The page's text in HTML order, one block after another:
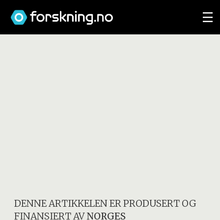
DENNE ARTIKKELEN ER PRODUSERT OG
FINANSIERT AVNORGES